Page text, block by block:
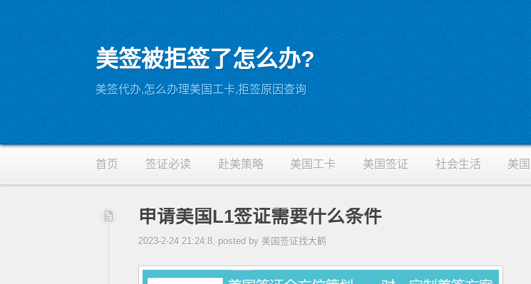
美签被拒签了怎么办?
美签代办,怎么办理美国工卡,拒签原因查询
RSS
首页 签证必读 赴美策略 美国工卡 美国签证 社会生活 美
申请美国L1签证需要什么条件
2023-2-24 21:24:8, posted by 美国签证找大鹤